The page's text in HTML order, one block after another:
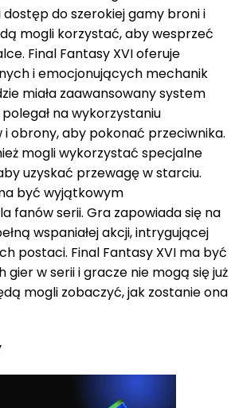
do szerokiej gamy broni i
mogli korzystać, aby wesprzeć
Final Fantasy XVI oferuje
i emocjonujących mechanik
miała zaawansowany system
na wykorzystaniu
obrony, aby pokonać przeciwnika.
mogli wykorzystać specjalne
uzyskać przewagę w starciu.
być wyjątkowym
fanów serii. Gra zapowiada się na
wspaniałej akcji, intrygującej
postaci. Final Fantasy XVI ma być
gier w serii i gracze nie mogą się już
mogli zobaczyć, jak zostanie ona